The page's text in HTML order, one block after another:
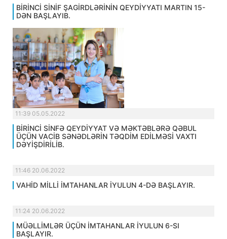
BİRİNCİ SİNİF ŞAGİRDLƏRİNİN QEYDİYYATI MARTIN 15-
DƏN BAŞLAYIB.
11:39 05.05.2022
BİRİNCİ SİNFƏ QEYDİYYAT VƏ MƏKTƏBLƏRƏ QƏBUL
ÜÇÜN VACİB SƏNƏDLƏRİN TƏQDİM EDİLMƏSİ VAXTI
DƏYİŞDİRİLİB.
11:46 20.06.2022
VAHİD MİLLİ İMTAHANLAR İYULUN 4-DƏ BAŞLAYIR.
11:24 20.06.2022
MÜƏLLİMLƏR ÜÇÜN İMTAHANLAR İYULUN 6-SI
BAŞLAYIR.